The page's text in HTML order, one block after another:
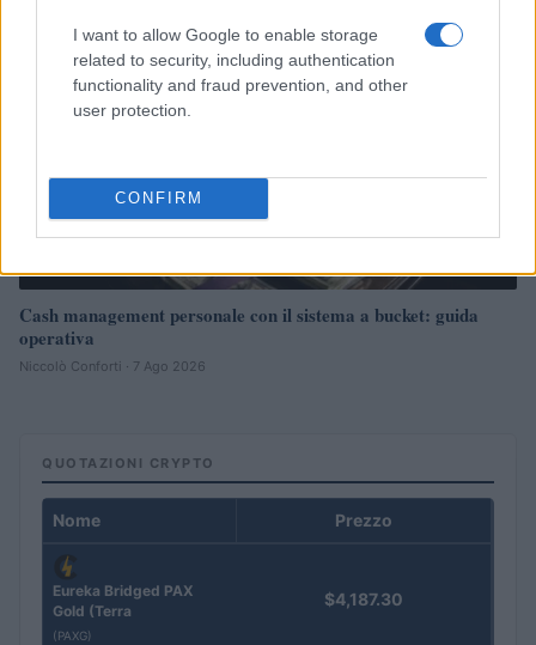
I want to allow Google to enable storage
related to security, including authentication
functionality and fraud prevention, and other
user protection.
CONFIRM
Cash management personale con il sistema a bucket: guida
operativa
Niccolò Conforti · 7 Ago 2026
QUOTAZIONI CRYPTO
Nome Prezzo
Eureka Bridged PAX
Gold (Terra
(PAXG)
$4,187.30